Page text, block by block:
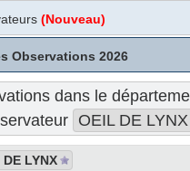
(Nouveau)
Observations 2026
dans le
OEIL DE LYNX
LYNX